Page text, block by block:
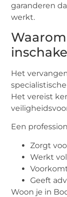
garanderen
werkt.
Het
Het vereist
Een
Zorgt
Werkt
Geeft
Woon je in